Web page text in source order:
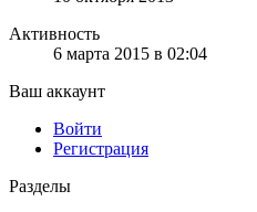
Активность
6 марта 2015 в 02:04
Ваш аккаунт
Войти
Регистрация
Разделы